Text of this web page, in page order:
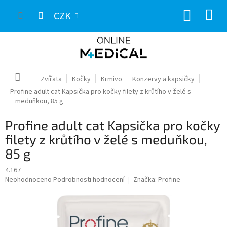
CZK
Domů Zvířata Kočky Krmivo
Konzervy a kapsičky
Profine adult cat Kapsička pro kočky filety z krůtího v želé s
meduňkou, 85 g
Profine adult cat Kapsička pro kočky
filety z krůtího v želé s meduňkou,
85 g
4.167
Průměrné
Neohodnoceno Podrobnosti hodnocení Značka: Profine